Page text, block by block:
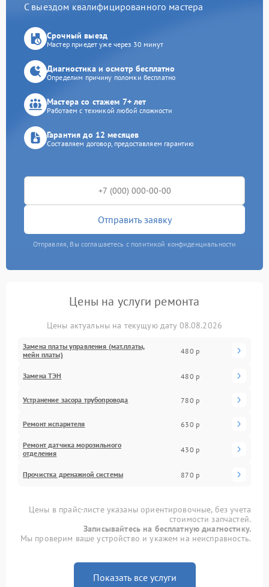
С выездом квалифицированного мастера
Срочный выезд
Мастер приедет уже через 30 минут
Диагностика и осмотр бесплатно
Определим причину поломки бесплатно
Мастера со стажем 7+ лет
Работаем с техникой любой сложности
Гарантия до 12 месяцев
Составляем договор, предоставляем гарантию
Отправить заявку
Отправляя, Вы соглашаетесь с политикой конфиденциальности
Цены на услуги ремонта
Цены актуальны на текущую дату 08.08.2026
Замена платы управления (мат.платы,
мейн платы)
480 р
Замена ТЭН 480 р
Устранение засора трубопровода 780 р
Ремонт испарителя 630 р
Ремонт датчика морозильного
отделения
430 р
Прочистка дренажной системы 870 р
Цены в прайс-листе указаны ориентировочные, без учета
стоимости запчастей.
Записывайтесь на бесплатную диагностику.
Мы проверим ваше устройство и укажем на неисправность.
Показать все услуги